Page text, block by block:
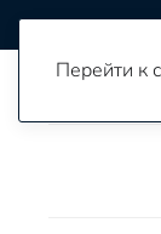
Перейти к
Мероприятия